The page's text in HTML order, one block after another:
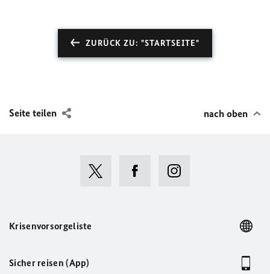
ZURÜCK ZU: "STARTSEITE"
Seite teilen nach oben
Krisenvorsorgeliste
Sicher reisen (App)